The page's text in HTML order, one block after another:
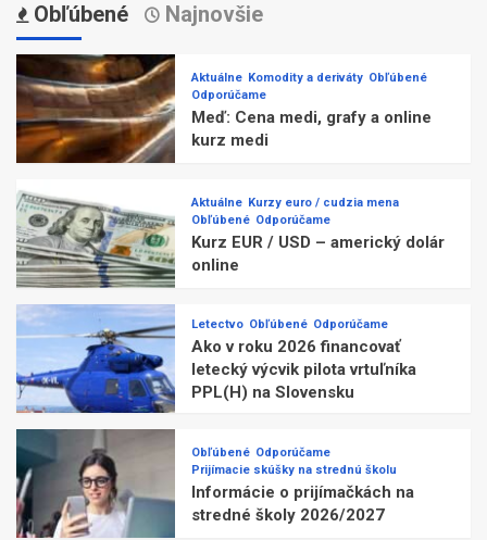
Obľúbené Najnovšie
Aktuálne Komodity a deriváty Obľúbené
Odporúčame
Meď: Cena medi, grafy a online
kurz medi
Aktuálne Kurzy euro / cudzia mena
Obľúbené Odporúčame
Kurz EUR / USD – americký dolár
online
Letectvo Obľúbené Odporúčame
Ako v roku 2026 financovať
letecký výcvik pilota vrtuľníka
PPL(H) na Slovensku
Obľúbené Odporúčame
Prijímacie skúšky na strednú školu
Informácie o prijímačkách na
stredné školy 2026/2027